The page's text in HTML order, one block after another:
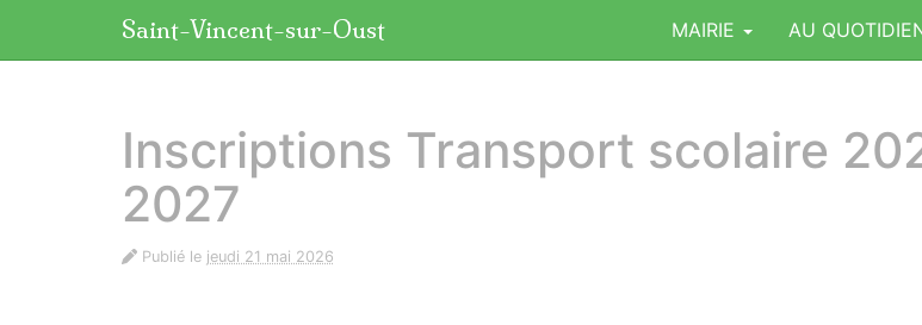
Saint-Vincent-sur-Oust MAIRIE AU
Inscriptions Transport scolaire
2027
Publié le jeudi 21 mai 2026
Panneau de gestion des cookies